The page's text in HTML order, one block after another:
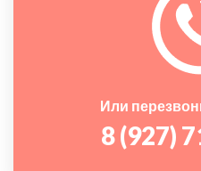
Или
8 (927)